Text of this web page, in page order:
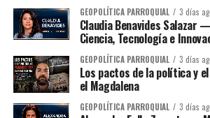
GEOPOLÍTICA PARROQUIAL 3 días
Claudia Benavides Salazar
Ciencia, Tecnología e
GEOPOLÍTICA PARROQUIAL 3 días
Los pactos de la política y
el Magdalena
GEOPOLÍTICA PARROQUIAL 3 días